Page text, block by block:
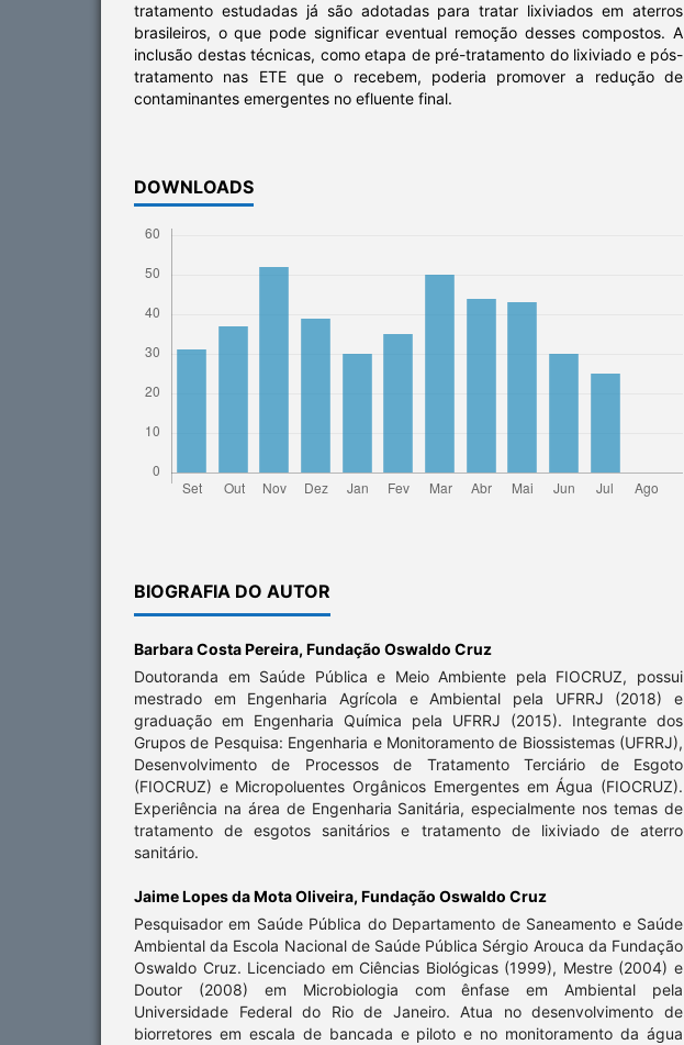
tratamento estudadas já são adotadas para tratar lixiviados em aterros
brasileiros, o que pode significar eventual remoção desses compostos. A
inclusão destas técnicas, como etapa de pré-tratamento do lixiviado e pós-
tratamento nas ETE que o recebem, poderia promover a redução de
contaminantes emergentes no efluente final.
DOWNLOADS
BIOGRAFIA DO AUTOR
Barbara Costa Pereira, Fundação Oswaldo Cruz
Doutoranda em Saúde Pública e Meio Ambiente pela FIOCRUZ, possui
mestrado em Engenharia Agrícola e Ambiental pela UFRRJ (2018) e
graduação em Engenharia Química pela UFRRJ (2015). Integrante dos
Grupos de Pesquisa: Engenharia e Monitoramento de Biossistemas (UFRRJ),
Desenvolvimento de Processos de Tratamento Terciário de Esgoto
(FIOCRUZ) e Micropoluentes Orgânicos Emergentes em Água (FIOCRUZ).
Experiência na área de Engenharia Sanitária, especialmente nos temas de
tratamento de esgotos sanitários e tratamento de lixiviado de aterro
sanitário.
Jaime Lopes da Mota Oliveira, Fundação Oswaldo Cruz
Pesquisador em Saúde Pública do Departamento de Saneamento e Saúde
Ambiental da Escola Nacional de Saúde Pública Sérgio Arouca da Fundação
Oswaldo Cruz. Licenciado em Ciências Biológicas (1999), Mestre (2004) e
Doutor (2008) em Microbiologia com ênfase em Ambiental pela
Universidade Federal do Rio de Janeiro. Atua no desenvolvimento de
biorretores em escala de bancada e piloto e no monitoramento da água